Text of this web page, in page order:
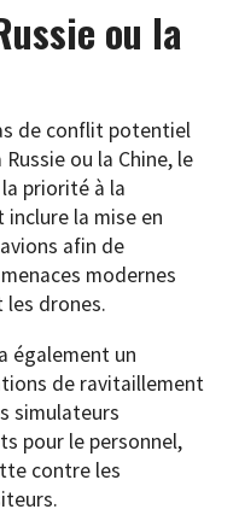
ou la
de conflit potentiel
ou la Chine, le
priorité à la
la mise en
afin de
modernes
les drones.
également un
de ravitaillement
simulateurs
pour le personnel,
contre les